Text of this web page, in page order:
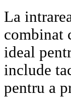
La
combinat
ideal
include
pentru a